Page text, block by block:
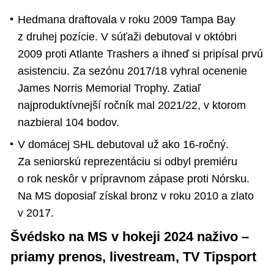
Hedmana draftovala v roku 2009 Tampa Bay
z druhej pozície. V súťaži debutoval v októbri
2009 proti Atlante Trashers a ihneď si pripísal prvú
asistenciu. Za sezónu 2017/18 vyhral ocenenie
James Norris Memorial Trophy. Zatiaľ
najproduktívnejší ročník mal 2021/22, v ktorom
nazbieral 104 bodov.
V domácej SHL debutoval už ako 16-ročný.
Za seniorskú reprezentáciu si odbyl premiéru
o rok neskôr v prípravnom zápase proti Nórsku.
Na MS doposiaľ získal bronz v roku 2010 a zlato
v 2017.
Švédsko na MS v hokeji 2024 naživo –
priamy prenos, livestream, TV Tipsport